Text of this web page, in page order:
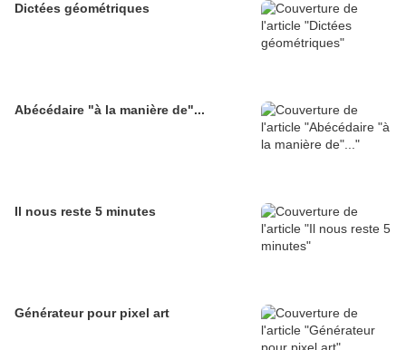
Dictées géométriques
Abécédaire "à la manière de"...
Il nous reste 5 minutes
Générateur pour pixel art